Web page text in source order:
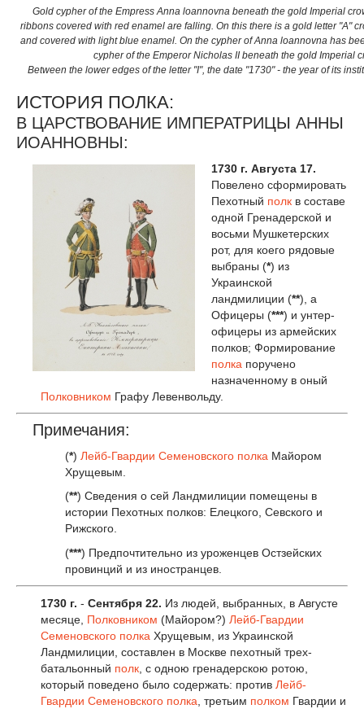
Gold cypher of the Empress Anna loannovna beneath the gold Imperial
ribbons covered with red enamel are falling. On this there is a gold letter "A"
and covered with light blue enamel. On the cypher of Anna loannovna has
cypher of the Emperor Nicholas II beneath the gold Imperial
Between the lower edges of the letter "I", the date "1730" - the year of its
ИСТОРИЯ ПОЛКА:
В ЦАРСТВОВАНИЕ ИМПЕРАТРИЦЫ АННЫ
ИОАННОВНЫ:
1730 г. Августа 17.
Повелено сформировать
Пехотный полк в составе
одной Гренадерской и
восьми Мушкетерских
рот, для коего рядовые
выбраны (*) из
Украинской
ландмилиции (**), а
Офицеры (***) и унтер-
офицеры из армейских
полков; Формирование
полка поручено
назначенному в оный
Полковником Графу Левенвольду.
Примечания:
(*) Лейб-Гвардии Семеновского полка Майором
Хрущевым.
(**) Сведения о сей Ландмилиции помещены в
истории Пехотных полков: Елецкого, Севского и
Рижского.
(***) Предпочтительно из уроженцев Остзейских
провинций и из иностранцев.
1730 г. - Сентября 22. Из людей, выбранных, в Августе
месяце, Полковником (Майором?) Лейб-Гвардии
Семеновского полка Хрущевым, из Украинской
Ландмилиции, составлен в Москве пехотный трех-
батальонный полк , с одною гренадерскою ротою,
который поведено было содержать: против Лейб-
Гвардии Семеновского полка , третьим полком Гвардии и